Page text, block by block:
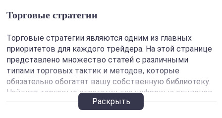
Торговые стратегии
Торговые стратегии являются одним из главных
приоритетов для каждого трейдера. На этой странице
представлено множество статей с различными
типами торговых тактик и методов, которые
обязательно обогатят вашу собственную библиотеку.
Найдите торговые стратегии для цифровых опционов,
Forex и акций или скорректируйте свои собственные,
Раскрыть